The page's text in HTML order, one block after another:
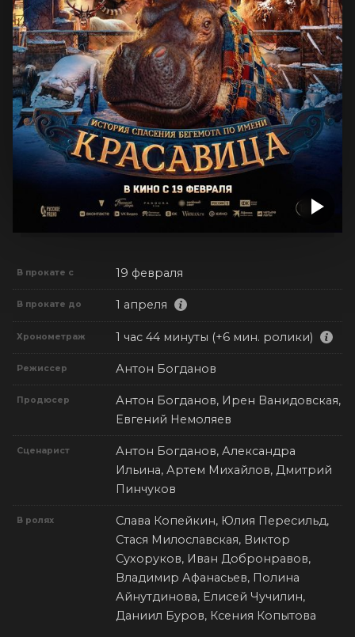
В прокате с 19 февраля
В прокате до 1 апреля
Хронометраж 1 час 44 минуты (+6 мин. ролики)
Режиссер Антон Богданов
Продюсер
Антон Богданов, Ирен Ванидовская,
Евгений Немоляев
Сценарист
Антон Богданов, Александра
Ильина, Артем Михайлов, Дмитрий
Пинчуков
В ролях
Слава Копейкин, Юлия Пересильд,
Стася Милославская, Виктор
Сухоруков, Иван Добронравов,
Владимир Афанасьев, Полина
Айнутдинова, Елисей Чучилин,
Даниил Буров, Ксения Копытова